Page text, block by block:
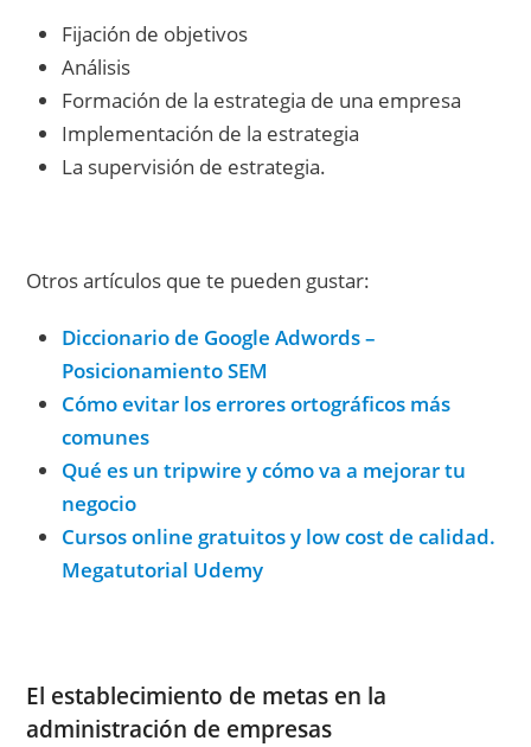
Fijación de objetivos
Análisis
Formación de la estrategia de una empresa
Implementación de la estrategia
La supervisión de estrategia.
Otros artículos que te pueden gustar:
Diccionario de Google Adwords –
Posicionamiento SEM
Cómo evitar los errores ortográficos más
comunes
Qué es un tripwire y cómo va a mejorar tu
negocio
Cursos online gratuitos y low cost de calidad.
Megatutorial Udemy
El establecimiento de metas en la
administración de empresas